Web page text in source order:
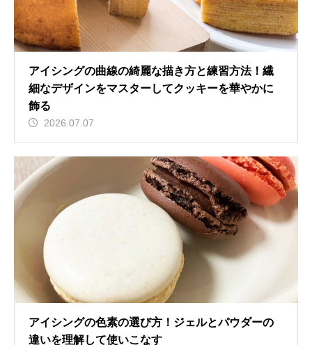
アイシングの曲線の綺麗な描き方と練習方法！繊
細なデザインをマスターしてクッキーを華やかに
飾る
2026.07.07
アイシングの色素の選び方！ジェルとパウダーの
違いを理解して使いこなす